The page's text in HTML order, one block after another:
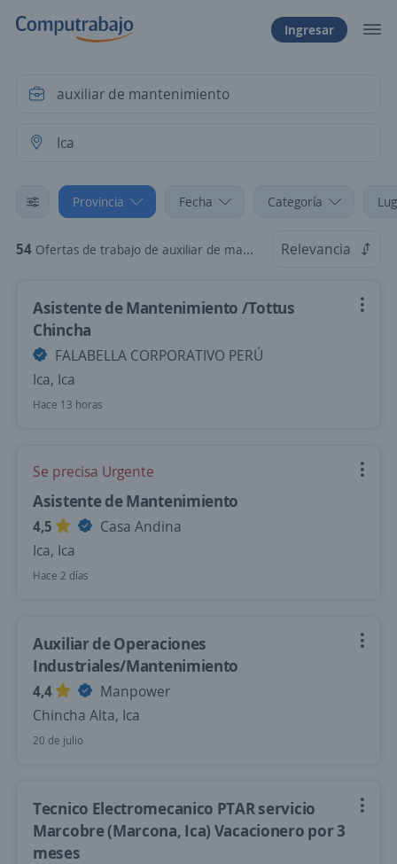
Ingresar
Provincia Fecha Categoría
54 Ofertas de trabajo de auxiliar de mantenimiento en Ica Relevancia
Asistente de Mantenimiento /Tottus
Chincha
FALABELLA CORPORATIVO PERÚ
Ica, Ica
Hace 13 horas
Se precisa Urgente
Asistente de Mantenimiento
4,5
Casa Andina
Ica, Ica
Hace 2 días
Auxiliar de Operaciones
Industriales/Mantenimiento
4,4
Manpower
Chincha Alta, Ica
20 de julio
Tecnico Electromecanico PTAR servicio
Marcobre (Marcona, Ica) Vacacionero por 3
meses